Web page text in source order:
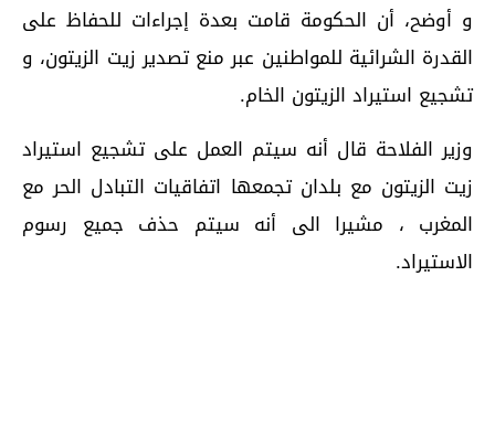
و أوضح، أن الحكومة قامت بعدة إجراءات للحفاظ على
القدرة الشرائية للمواطنين عبر منع تصدير زيت الزيتون، و
تشجيع استيراد الزيتون الخام.
وزير الفلاحة قال أنه سيتم العمل على تشجيع استيراد
زيت الزيتون مع بلدان تجمعها اتفاقيات التبادل الحر مع
المغرب ، مشيرا الى أنه سيتم حذف جميع رسوم
الاستيراد.